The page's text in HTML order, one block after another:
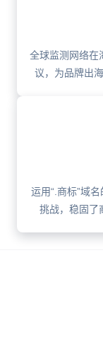
全球监测网络在
议，为品牌出
运用“.商标”域
挑战，稳固了